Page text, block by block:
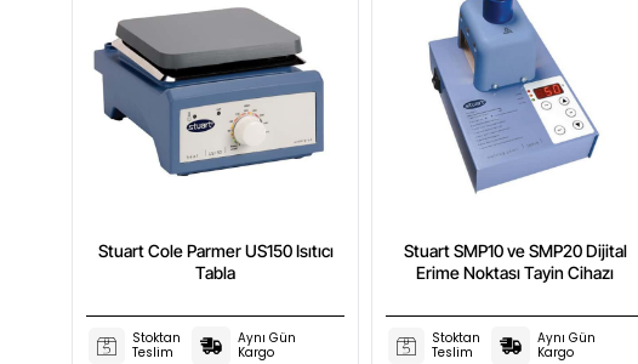
Stuart Cole Parmer US150 Isıtıcı
Tabla
Stoktan
Teslim
Aynı Gün
Kargo
Stuart SMP10 ve SMP20 Dijital
Erime Noktası Tayin Cihazı
Stoktan
Teslim
Aynı Gün
Kargo